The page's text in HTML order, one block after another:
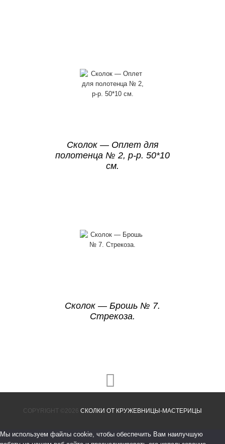
Сколок — Оплет для
полотенца № 2, р-р. 50*10
см.
Сколок — Брошь № 7.
Стрекоза.
COPYRIGHT ©2026 СКОЛКИ ОТ КРУЖЕВНИЦЫ-МАСТЕРИЦЫ
Мы используем файлы cookie, чтобы обеспечить Вам наилучшую